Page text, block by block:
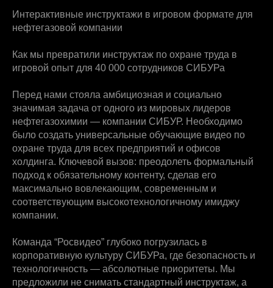
Интерактивные инструктажи в игровом формате для
нефтегазовой компании
Как мы превратили инструктаж по охране труда в
игровой опыт для 40 000 сотрудников СИБУРа
Перед нами стояла амбициозная и социально
значимая задача от одного из мировых лидеров
нефтегазохимии — компании СИБУР. Необходимо
было создать универсальные обучающие видео по
охране труда для всех предприятий и офисов
холдинга. Ключевой вызов: преодолеть формальный
подход к обязательному контенту, сделав его
максимально вовлекающим, современным и
соответствующим высокотехнологичному имиджу
компании.
Команда “Росвидео” глубоко погрузилась в
корпоративную культуру СИБУРа, где безопасность и
технологичность — абсолютные приоритеты. Мы
предложили не снимать стандартный инструктаж, а